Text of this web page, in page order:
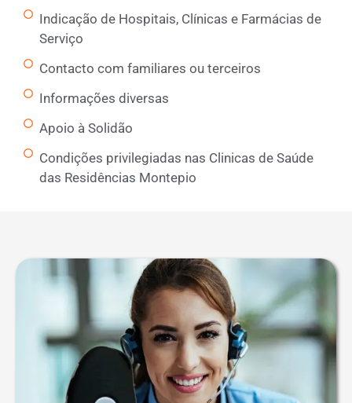
Indicação de Hospitais, Clínicas e Farmácias de
Serviço
Contacto com familiares ou terceiros
Informações diversas
Apoio à Solidão
Condições privilegiadas nas Clinicas de Saúde
das Residências Montepio